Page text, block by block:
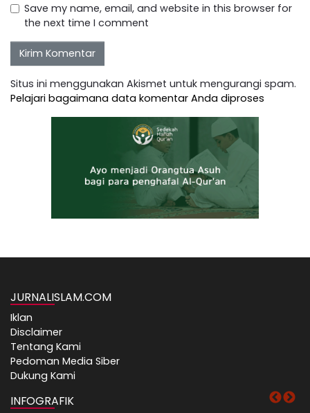
Save my name, email, and website in this browser for
the next time I comment
Situs ini menggunakan Akismet untuk mengurangi spam.
Pelajari bagaimana data komentar Anda diproses
JURNALISLAM.COM
Iklan
Disclaimer
Tentang Kami
Pedoman Media Siber
Dukung Kami
INFOGRAFIK